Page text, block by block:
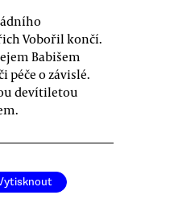
Vobořil končí.
Babišem
péče o závislé.
devítiletou